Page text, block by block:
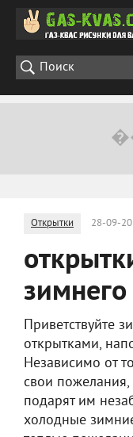
Открытки 28-09-
Приветствуйте
открытками,
Независимо от
свои
подарят им
холодные